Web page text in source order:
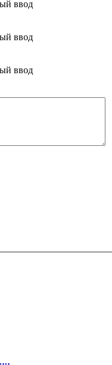
ввод
ввод
ввод